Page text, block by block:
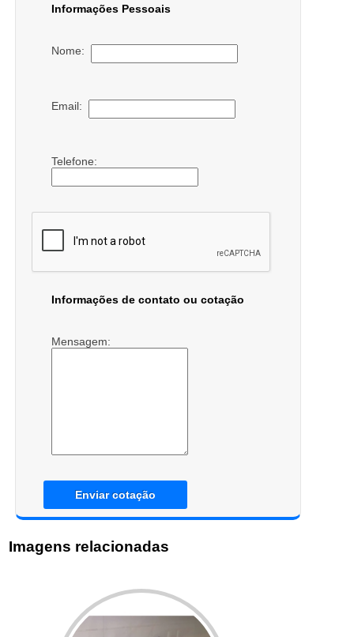
Informações Pessoais
Nome:
Email:
Telefone:
Informações de contato ou cotação
Mensagem:
Enviar cotação
Imagens relacionadas